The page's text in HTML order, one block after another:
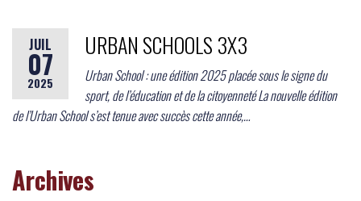
JUIL
07
2025
URBAN SCHOOLS 3X3
Urban School : une édition 2025 placée sous le signe du
sport, de l’éducation et de la citoyenneté La nouvelle édition
de l’Urban School s’est tenue avec succès cette année,…
Archives